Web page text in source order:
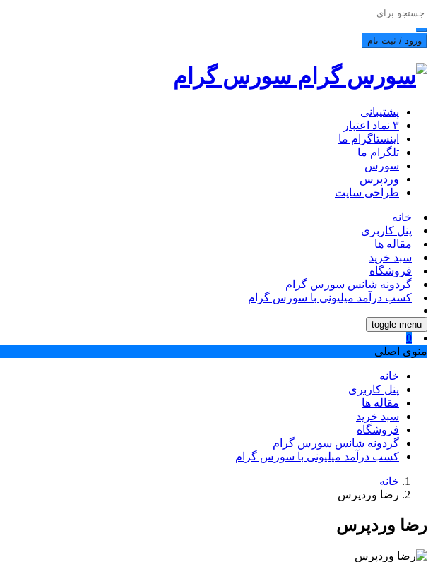
ورود / ثبت نام
سورس گرام
پشتیبانی
۳ نماد اعتبار
اینستاگرام ما
تلگرام ما
سورس
وردپرس
طراحی سایت
خانه
پنل کاربری
مقاله ها
سبد خرید
فروشگاه
گردونه شانس سورس گرام
کسب درآمد میلیونی با سورس گرام
toggle menu
0
منوی اصلی
خانه
پنل کاربری
مقاله ها
سبد خرید
فروشگاه
گردونه شانس سورس گرام
کسب درآمد میلیونی با سورس گرام
خانه
رضا وردپرس
رضا وردپرس